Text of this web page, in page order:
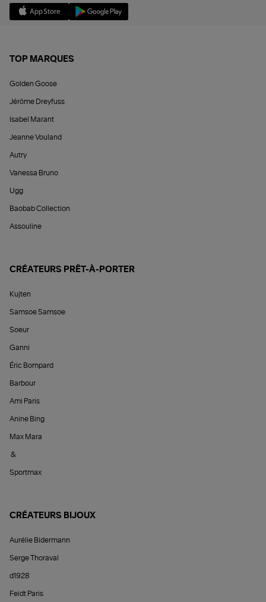
TOP MARQUES
Golden Goose
Jérôme Dreyfuss
Isabel Marant
Jeanne Vouland
Autry
Vanessa Bruno
Ugg
Baobab Collection
Assouline
CRÉATEURS PRÊT-À-PORTER
Kujten
Samsoe Samsoe
Soeur
Ganni
Éric Bompard
Barbour
Ami Paris
Anine Bing
Max Mara
&
Sportmax
CRÉATEURS BIJOUX
Aurélie Bidermann
Serge Thoraval
d1928
Feidt Paris